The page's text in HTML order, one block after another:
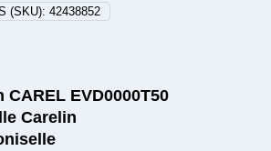
(SKU): 42438852
CAREL EVD0000T50
Carelin